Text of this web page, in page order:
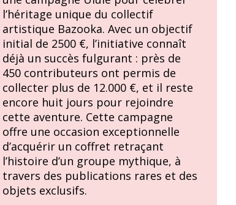
l’héritage unique du collectif
artistique Bazooka. Avec un objectif
initial de 2500 €, l’initiative connaît
déjà un succès fulgurant : près de
450 contributeurs ont permis de
collecter plus de 12.000 €, et il reste
encore huit jours pour rejoindre
cette aventure. Cette campagne
offre une occasion exceptionnelle
d’acquérir un coffret retraçant
l’histoire d’un groupe mythique, à
travers des publications rares et des
objets exclusifs.